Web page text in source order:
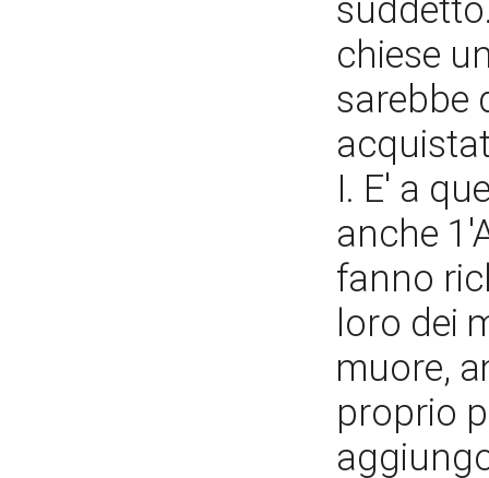
chiese
sarebbe
I. E' a
anche
fanno
loro dei
muore,
proprio